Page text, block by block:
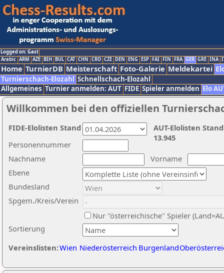
Logged on: Gast
Arabic ARM AZE BIH BUL CAT CHN CRO CZE DEN ENG ESP FAI FIN FRA GER GRE INA
Home TurnierDB Meisterschaft Foto-Galerie Meldekartei
Turnierschach-Elozahl Schnellschach-Elozahl
Allgemeines Turnier anmelden: AUT FIDE Spieler anmelden Elo
Willkommen bei den offiziellen
Nachname
Vorname
Ebene
Sortierung
Personennummer
Bundesland
Spgem./Kreis/Verein
Nur "österreichische" Spieler
Vereinslisten:Wien Niederösterreich Burgenland
AUT-Elolisten
13.945
FIDE-Elolisten Stand